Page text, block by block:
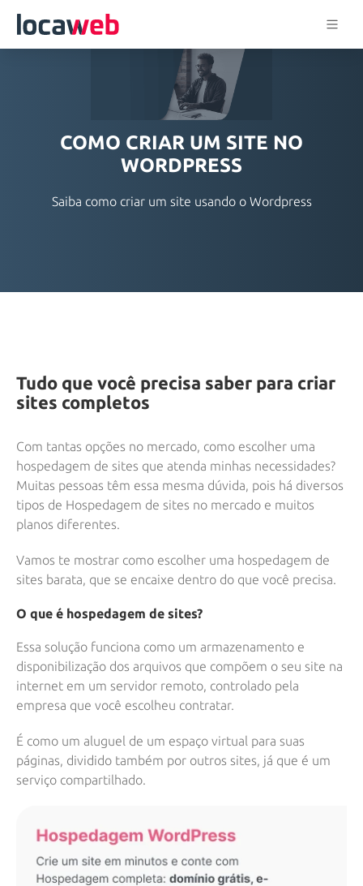
COMO CRIAR UM SITE NO
WORDPRESS
Saiba como criar um site usando o Wordpress
Tudo que você precisa saber para criar
sites completos
Com tantas opções no mercado, como escolher uma
hospedagem de sites que atenda minhas necessidades?
Muitas pessoas têm essa mesma dúvida, pois há diversos
tipos de Hospedagem de sites no mercado e muitos
planos diferentes.
Vamos te mostrar como escolher uma hospedagem de
sites barata, que se encaixe dentro do que você precisa.
O que é hospedagem de sites?
Essa solução funciona como um armazenamento e
disponibilização dos arquivos que compõem o seu site na
internet em um servidor remoto, controlado pela
empresa que você escolheu contratar.
É como um aluguel de um espaço virtual para suas
páginas, dividido também por outros sites, já que é um
serviço compartilhado.